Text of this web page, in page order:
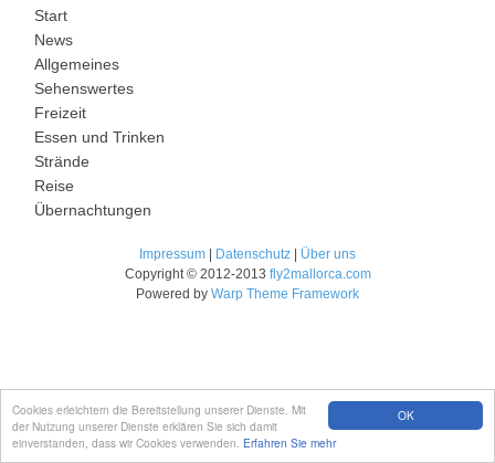
OK
Cookies erleichtern die Bereitstellung unserer Dienste. Mit
der Nutzung unserer Dienste erklären Sie sich damit
einverstanden, dass wir Cookies verwenden. Erfahren Sie mehr
Start
News
Allgemeines
Sehenswertes
Freizeit
Essen und Trinken
Strände
Reise
Übernachtungen
Impressum Datenschutz
Über uns
Copyright © 2012-2013 fly2mallorca.com
Powered by Warp Theme Framework